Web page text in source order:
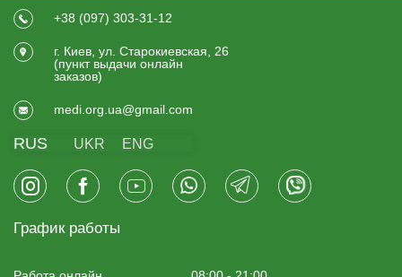
+38 (097) 303-31-12
г. Киев, ул. Старокиевская, 26
(пункт выдачи онлайн
заказов)
medi.org.ua@gmail.com
RUS UKR ENG
График работы